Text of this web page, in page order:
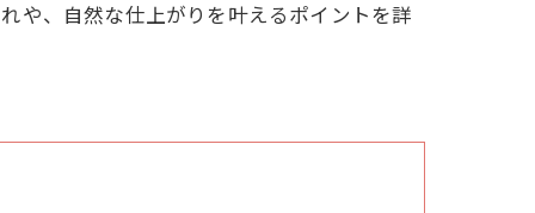
や、自然な仕上がりを叶えるポイントを詳